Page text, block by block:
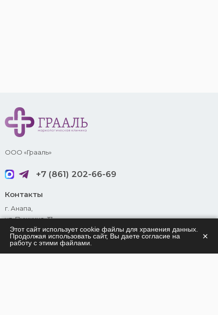
+7 (861) 202-66-69
ООО «Грааль»
Контакты
г. Анапа,
ул. Пушкина, 17
info@grail.su
Принимаем к оплате
Этот сайт использует cookie файлы для хранения данных.
Продолжая использовать сайт, Вы даете согласие на
работу с этими файлами.
×